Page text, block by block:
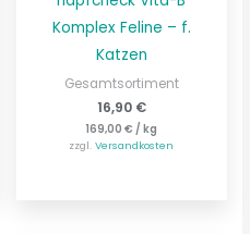
Komplex Feline – f.
Katzen
Gesamtsortiment
16,90 €
169,00€ / kg
zzgl.Versandkosten